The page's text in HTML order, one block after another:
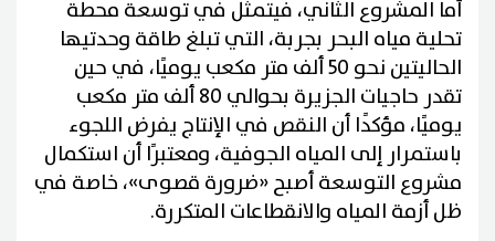
أما المشروع الثاني، فيتمثل في توسعة محطة
تحلية مياه البحر بجربة، التي تبلغ طاقة وحدتيها
الحاليتين نحو 50 ألف متر مكعب يوميًا، في حين
تقدر حاجيات الجزيرة بحوالي 80 ألف متر مكعب
يوميًا، مؤكدًا أن النقص في الإنتاج يفرض اللجوء
باستمرار إلى المياه الجوفية، ومعتبرًا أن استكمال
مشروع التوسعة أصبح «ضرورة قصوى»، خاصة في
ظل أزمة المياه والانقطاعات المتكررة.